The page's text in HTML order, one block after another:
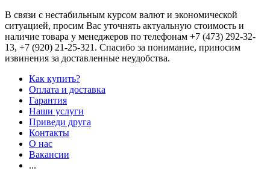
В связи с нестабильным курсом валют и экономической
ситуацией, просим Вас уточнять актуальную стоимость и
наличие товара у менеджеров по телефонам +7 (473) 292-32-
13, +7 (920) 21-25-321 . Спасибо за понимание, приносим
извинения за доставленные неудобства.
Как купить?
Оплата и доставка
Гарантия
Наши услуги
Приведи друга
Контакты
О нас
Вакансии
...